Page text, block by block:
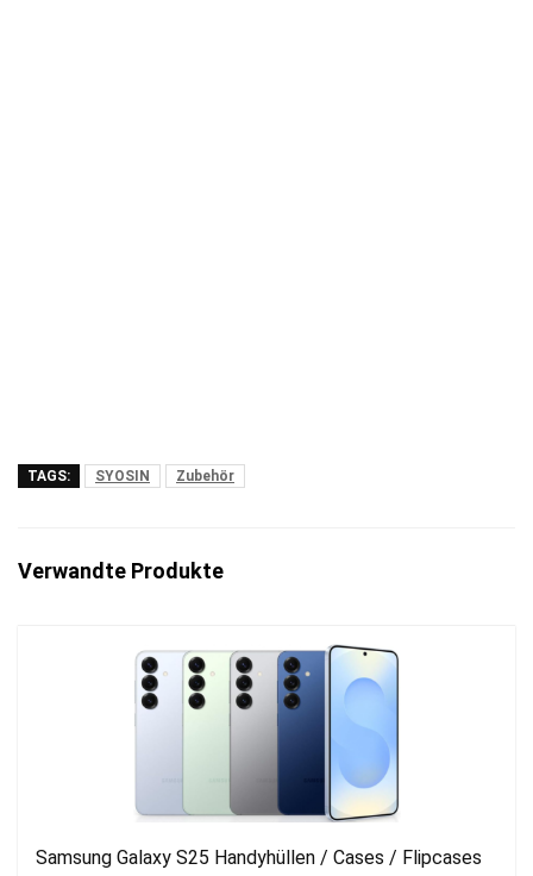
TAGS: SYOSIN Zubehör
Verwandte Produkte
Samsung Galaxy S25 Handyhüllen / Cases / Flipcases